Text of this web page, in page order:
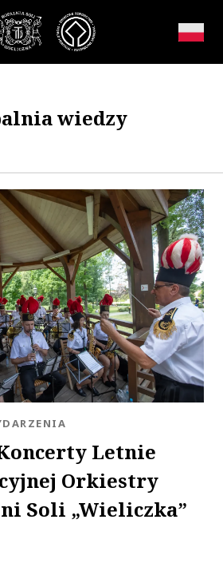
Zamknij okno
wiedzy
Letnie
Orkiestry
Soli „Wieliczka”